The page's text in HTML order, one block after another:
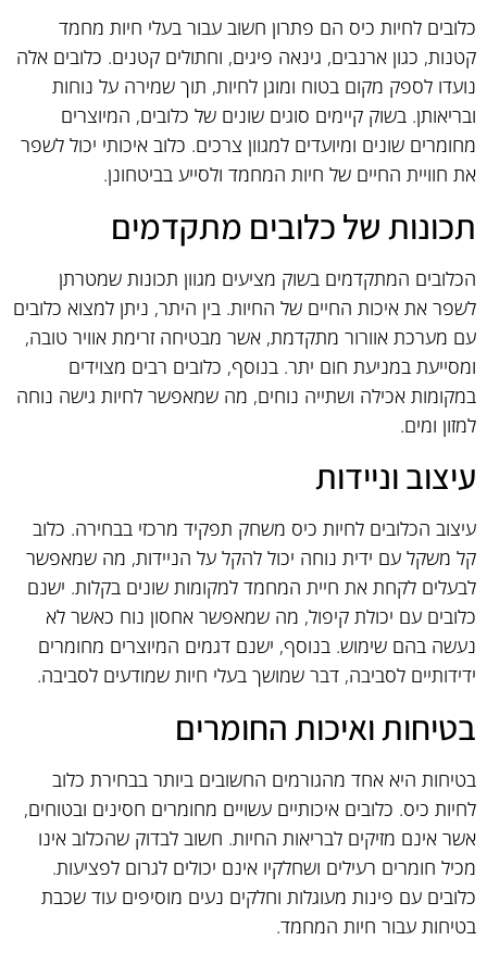
כלובים לחיות כיס הם פתרון חשוב עבור בעלי חיות מחמד
קטנות, כגון ארנבים, גינאה פיגים, וחתולים קטנים. כלובים אלה
נועדו לספק מקום בטוח ומוגן לחיות, תוך שמירה על נוחות
ובריאותן. בשוק קיימים סוגים שונים של כלובים, המיוצרים
מחומרים שונים ומיועדים למגוון צרכים. כלוב איכותי יכול לשפר
את חוויית החיים של חיות המחמד ולסייע בביטחונן.
תכונות של כלובים מתקדמים
הכלובים המתקדמים בשוק מציעים מגוון תכונות שמטרתן
לשפר את איכות החיים של החיות. בין היתר, ניתן למצוא כלובים
עם מערכת אוורור מתקדמת, אשר מבטיחה זרימת אוויר טובה,
ומסייעת במניעת חום יתר. בנוסף, כלובים רבים מצוידים
במקומות אכילה ושתייה נוחים, מה שמאפשר לחיות גישה נוחה
למזון ומים.
עיצוב וניידות
עיצוב הכלובים לחיות כיס משחק תפקיד מרכזי בבחירה. כלוב
קל משקל עם ידית נוחה יכול להקל על הניידות, מה שמאפשר
לבעלים לקחת את חיית המחמד למקומות שונים בקלות. ישנם
כלובים עם יכולת קיפול, מה שמאפשר אחסון נוח כאשר לא
נעשה בהם שימוש. בנוסף, ישנם דגמים המיוצרים מחומרים
ידידותיים לסביבה, דבר שמושך בעלי חיות שמודעים לסביבה.
בטיחות ואיכות החומרים
בטיחות היא אחד מהגורמים החשובים ביותר בבחירת כלוב
לחיות כיס. כלובים איכותיים עשויים מחומרים חסינים ובטוחים,
אשר אינם מזיקים לבריאות החיות. חשוב לבדוק שהכלוב אינו
מכיל חומרים רעילים ושחלקיו אינם יכולים לגרום לפציעות.
כלובים עם פינות מעוגלות וחלקים נעים מוסיפים עוד שכבת
בטיחות עבור חיות המחמד.